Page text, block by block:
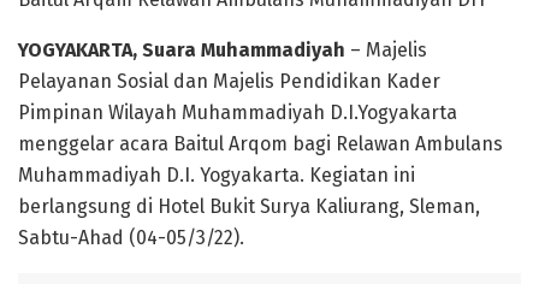
YOGYAKARTA, Suara Muhammadiyah – Majelis
Pelayanan Sosial dan Majelis Pendidikan Kader
Pimpinan Wilayah Muhammadiyah D.I.Yogyakarta
menggelar acara Baitul Arqom bagi Relawan Ambulans
Muhammadiyah D.I. Yogyakarta. Kegiatan ini
berlangsung di Hotel Bukit Surya Kaliurang, Sleman,
Sabtu-Ahad (04-05/3/22).